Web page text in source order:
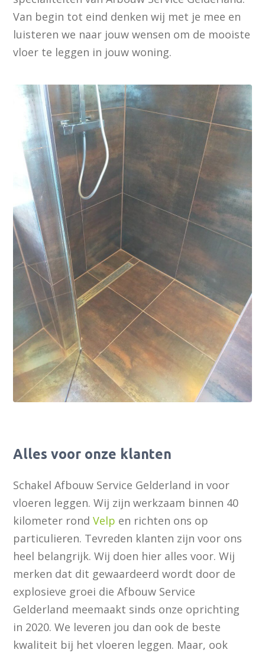
Van begin tot eind denken wij met je mee en
luisteren we naar jouw wensen om de mooiste
vloer te leggen in jouw woning.
Alles voor onze klanten
Schakel Afbouw Service Gelderland in voor
vloeren leggen. Wij zijn werkzaam binnen 40
kilometer rondVelp en richten ons op
particulieren. Tevreden klanten zijn voor ons
heel belangrijk. Wij doen hier alles voor. Wij
merken dat dit gewaardeerd wordt door de
explosieve groei die Afbouw Service
Gelderland meemaakt sinds onze oprichting
in 2020. We leveren jou dan ook de beste
kwaliteit bij het vloeren leggen. Maar, ook